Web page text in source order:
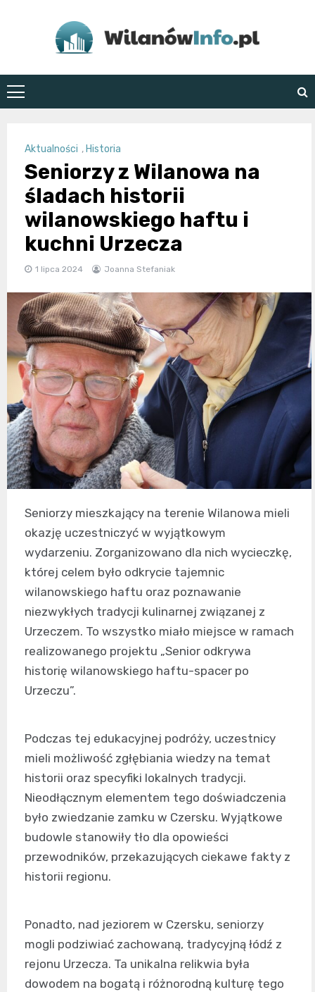
WilanówInfo.pl
Aktualności , Historia
Seniorzy z Wilanowa na
śladach historii
wilanowskiego haftu i
kuchni Urzecza
1 lipca 2024 Joanna Stefaniak
Seniorzy mieszkający na terenie Wilanowa mieli
okazję uczestniczyć w wyjątkowym
wydarzeniu. Zorganizowano dla nich wycieczkę,
której celem było odkrycie tajemnic
wilanowskiego haftu oraz poznawanie
niezwykłych tradycji kulinarnej związanej z
Urzeczem. To wszystko miało miejsce w ramach
realizowanego projektu „Senior odkrywa
historię wilanowskiego haftu-spacer po
Urzeczu”.
Podczas tej edukacyjnej podróży, uczestnicy
mieli możliwość zgłębiania wiedzy na temat
historii oraz specyfiki lokalnych tradycji.
Nieodłącznym elementem tego doświadczenia
było zwiedzanie zamku w Czersku. Wyjątkowe
budowle stanowiły tło dla opowieści
przewodników, przekazujących ciekawe fakty z
historii regionu.
Ponadto, nad jeziorem w Czersku, seniorzy
mogli podziwiać zachowaną, tradycyjną łódź z
rejonu Urzecza. Ta unikalna relikwia była
dowodem na bogatą i różnorodną kulturę tego